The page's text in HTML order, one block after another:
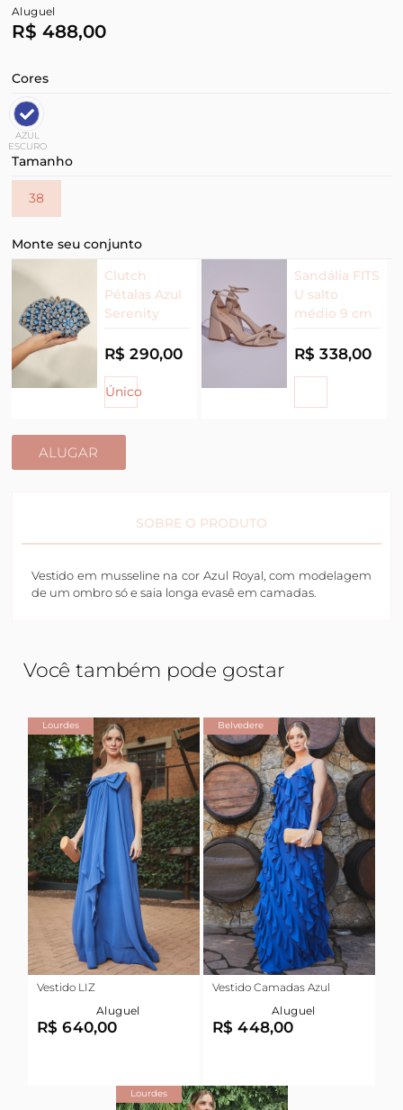
Aluguel
R$ 488,00
Cores
AZUL
ESCURO
Tamanho
38
Monte seu conjunto
Clutch
Pétalas Azul
Serenity
R$ 290,00
Único
Sandália FITS
U salto
médio 9 cm
R$ 338,00
ALUGAR
SOBRE O PRODUTO
Vestido em musseline na cor Azul Royal, com modelagem
de um ombro só e saia longa evasê em camadas.
Você também pode gostar
Lourdes
Vestido LIZ
Aluguel
R$ 640,00
Belvedere
Vestido Camadas Azul
Aluguel
R$ 448,00
Lourdes